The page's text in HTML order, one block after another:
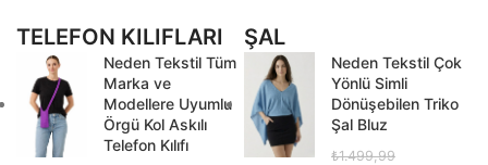
TELEFON KILIFLARI
Neden Tekstil Tüm
Marka ve
Modellere Uyumlu
Örgü Kol Askılı
Telefon Kılıfı
ŞAL
Neden Tekstil Çok
Yönlü Simli
Dönüşebilen Triko
Şal Bluz
₺1.499,99